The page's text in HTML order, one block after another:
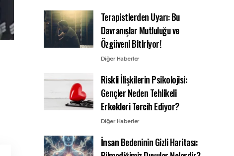
Terapistlerden Uyarı: Bu
Davranışlar Mutluluğu ve
Özgüveni Bitiriyor!
Diğer Haberler
Riskli İlişkilerin Psikolojisi:
Gençler Neden Tehlikeli
Erkekleri Tercih Ediyor?
Diğer Haberler
İnsan Bedeninin Gizli Haritası: